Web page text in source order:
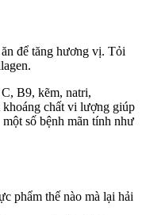
để tăng hương vị. Tỏi
B9, kẽm, natri,
chất vi lượng giúp
số bệnh mãn tính như
phẩm thế nào mà lại hải